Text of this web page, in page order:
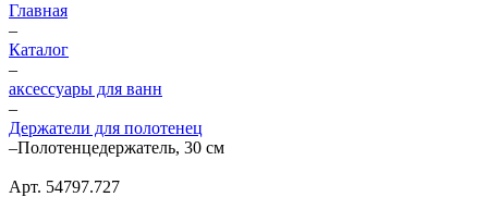
Главная
–
Каталог
–
аксессуары для ванн
–
Держатели для полотенец
–Полотенцедержатель, 30 см
Арт. 54797.727